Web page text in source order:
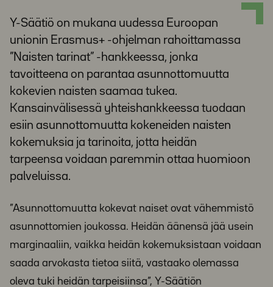
Y-Säätiö on mukana uudessa Euroopan
unionin Erasmus+ -ohjelman rahoittamassa
”Naisten tarinat” -hankkeessa, jonka
tavoitteena on parantaa asunnottomuutta
kokevien naisten saamaa tukea.
Kansainvälisessä yhteishankkeessa tuodaan
esiin asunnottomuutta kokeneiden naisten
kokemuksia ja tarinoita, jotta heidän
tarpeensa voidaan paremmin ottaa huomioon
palveluissa.
”Asunnottomuutta kokevat naiset ovat vähemmistö
asunnottomien joukossa. Heidän äänensä jää usein
marginaaliin, vaikka heidän kokemuksistaan voidaan
saada arvokasta tietoa siitä, vastaako olemassa
oleva tuki heidän tarpeisiinsa”, Y-Säätiön